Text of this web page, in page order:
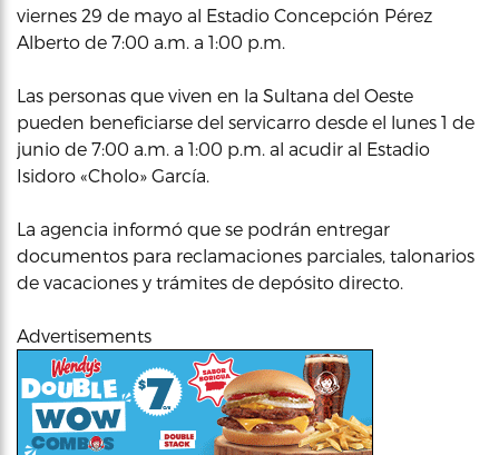
viernes 29 de mayo al Estadio Concepción Pérez
Alberto de 7:00 a.m. a 1:00 p.m.
Las personas que viven en la Sultana del Oeste
pueden beneficiarse del servicarro desde el lunes 1 de
junio de 7:00 a.m. a 1:00 p.m. al acudir al Estadio
Isidoro «Cholo» García.
La agencia informó que se podrán entregar
documentos para reclamaciones parciales, talonarios
de vacaciones y trámites de depósito directo.
Advertisements